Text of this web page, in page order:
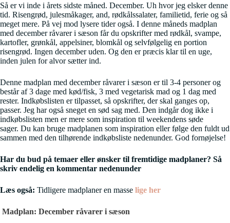
Så er vi inde i årets sidste måned. December. Uh hvor jeg elsker denne
tid. Risengrød, julesmåkager, and, rødkålssalater, familietid, ferie og så
meget mere. På vej mod lysere tider også. I denne måneds madplan
med december råvarer i sæson får du opskrifter med rødkål, svampe,
kartofler, grønkål, appelsiner, blomkål og selvfølgelig en portion
risengrød. Ingen december uden. Og den er præcis klar til en uge,
inden julen for alvor sætter ind.
Denne madplan med december råvarer i sæson er til 3-4 personer og
består af 3 dage med kød/fisk, 3 med vegetarisk mad og 1 dag med
rester. Indkøbslisten er tilpasset, så opskrifter, der skal ganges op,
passer. Jeg har også sneget en sød sag med. Den indgår dog ikke i
indkøbslisten men er mere som inspiration til weekendens søde
sager. Du kan bruge madplanen som inspiration eller følge den fuldt ud
sammen med den tilhørende indkøbsliste nedenunder. God fornøjelse!
Har du bud på temaer eller ønsker til fremtidige madplaner? Så
skriv endelig en kommentar nedenunder
Læs også: Tidligere madplaner en masse lige her
Madplan: December råvarer i sæson